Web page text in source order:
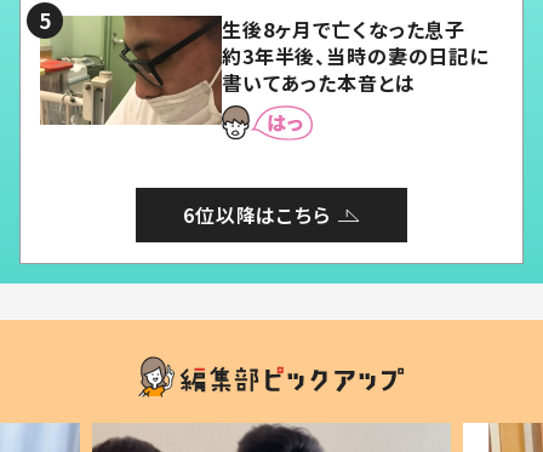
生後8ヶ月で亡くなった息子
約3年半後、当時の妻の日記に
書いてあった本音とは
6位以降はこちら